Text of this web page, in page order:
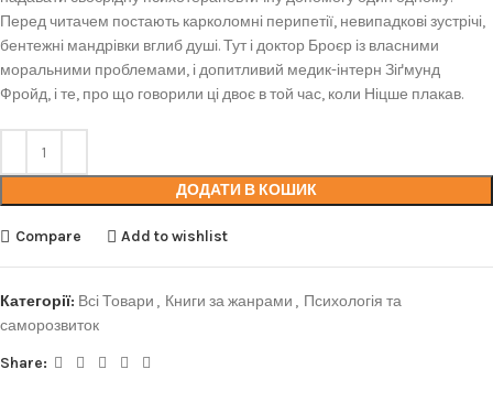
Перед читачем постають карколомні перипетії, невипадкові зустрічі,
бентежні мандрівки вглиб душі. Тут і доктор Броєр із власними
моральними проблемами, і допитливий медик-інтерн Зіґмунд
Фройд, і те, про що говорили ці двоє в той час, коли Ніцше плакав.
ДОДАТИ В КОШИК
Compare Add to wishlist
Категорії: Всі Товари , Книги за жанрами , Психологія та
саморозвиток
Share: